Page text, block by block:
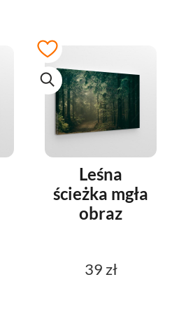
Leśna
ścieżka mgła
obraz
39 zł